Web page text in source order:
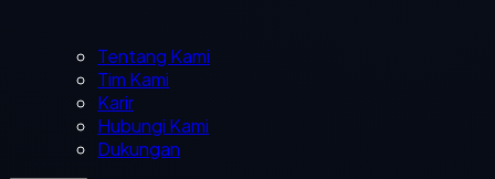
Tentang Kami
Tim Kami
Karir
Hubungi Kami
Dukungan